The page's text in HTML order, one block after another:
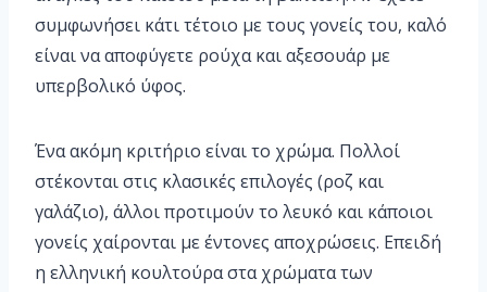
συμφωνήσει κάτι τέτοιο με τους γονείς του, καλό
είναι να αποφύγετε ρούχα και αξεσουάρ με
υπερβολικό ύφος.
Ένα ακόμη κριτήριο είναι το χρώμα. Πολλοί
στέκονται στις κλασικές επιλογές (ροζ και
γαλάζιο), άλλοι προτιμούν το λευκό και κάποιοι
γονείς χαίρονται με έντονες αποχρώσεις. Επειδή
η ελληνική κουλτούρα στα χρώματα των